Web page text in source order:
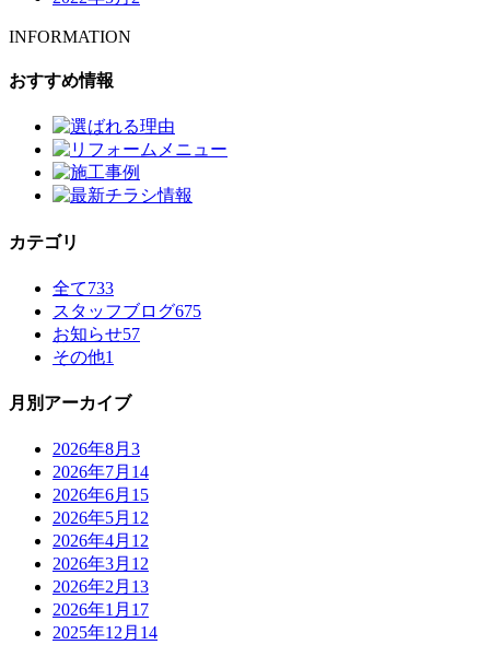
INFORMATION
おすすめ情報
カテゴリ
全て733
スタッフブログ675
お知らせ57
その他1
月別アーカイブ
2026年8月 3
2026年7月 14
2026年6月 15
2026年5月 12
2026年4月 12
2026年3月 12
2026年2月 13
2026年1月 17
2025年12月 14